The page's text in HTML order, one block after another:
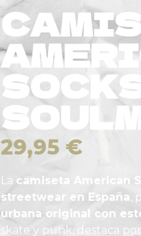
29,95 €
La camiseta American
streetwear en España,
urbana original con
skate y punk, destaca